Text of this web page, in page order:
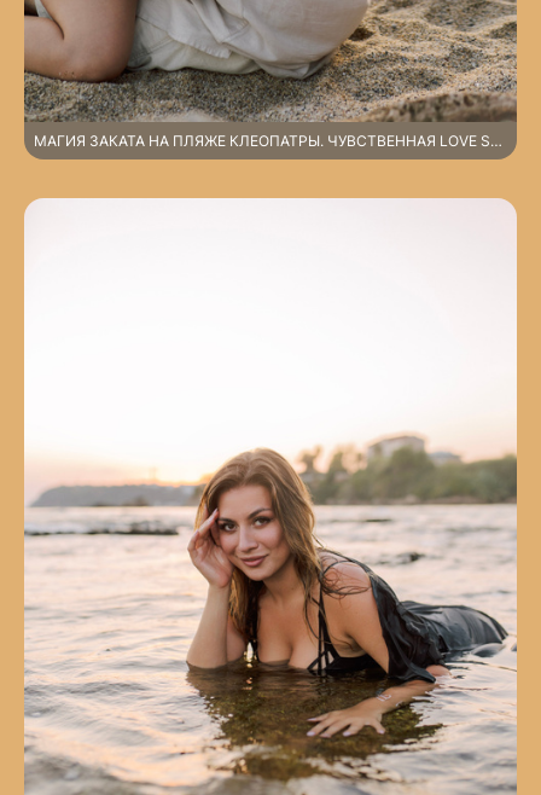
МАГИЯ ЗАКАТА НА ПЛЯЖЕ КЛЕОПАТРЫ. ЧУВСТВЕННАЯ LOVE STORY У КРОМКИ СРЕДИЗЕМНОГО МОРЯ. АЛАНЬЯ